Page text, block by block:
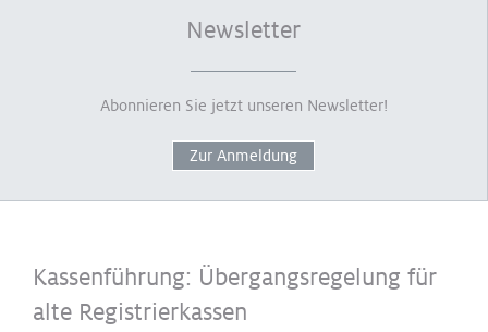
Newsletter
Abonnieren Sie jetzt unseren Newsletter!
Zur Anmeldung
Kassenführung: Übergangsregelung für
alte Registrierkassen